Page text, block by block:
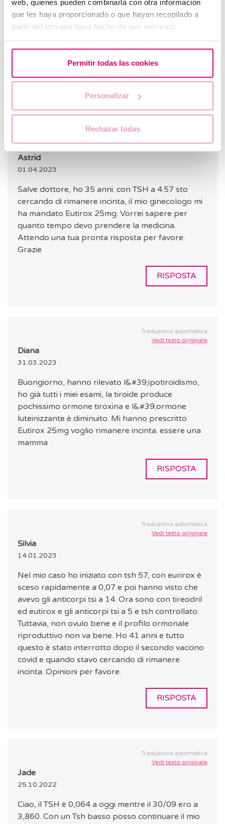
web, quienes pueden combinarla con otra información
que les haya proporcionado o que hayan recopilado a
partir del uso que haya hecho de sus servicios.
Permitir todas las cookies
Personalizar
Rechazar todas
nuovo ginecologo, che mi ha dato medicine per
dimagrire, mi dice che la scienza è avanzata molto.
E dammi un&#39;altra possibilità di provare.
RISPOSTA
Astrid
01.04.2023
Salve dottore, ho 35 anni. con TSH a 4.57 sto
cercando di rimanere incinta, il mio ginecologo mi
ha mandato Eutirox 25mg. Vorrei sapere per
quanto tempo devo prendere la medicina.
Attendo una tua pronta risposta per favore.
Grazie
RISPOSTA
Traduzione automatica
Vedi testo originale
Diana
31.03.2023
Buongiorno, hanno rilevato l&#39;ipotiroidismo,
ho già tutti i miei esami, la tiroide produce
pochissimo ormone tiroxina e l&#39;ormone
luteinizzante è diminuito. Mi hanno prescritto
Eutirox 25mg voglio rimanere incinta. essere una
mamma
RISPOSTA
Traduzione automatica
Vedi testo originale
Silvia
14.01.2023
Nel mio caso ho iniziato con tsh 57, con eurirox è
sceso rapidamente a 0,07 e poi hanno visto che
avevo gli anticorpi tsi a 14. Ora sono con tireodril
ed eutirox e gli anticorpi tsi a 5 e tsh controllato.
Tuttavia, non ovulo bene e il profilo ormonale
riproduttivo non va bene. Ho 41 anni e tutto
questo è stato interrotto dopo il secondo vaccino
covid e quando stavo cercando di rimanere
incinta. Opinioni per favore.
RISPOSTA
Traduzione automatica
Vedi testo originale
Jade
25.10.2022
Ciao, il TSH è 0,064 a oggi mentre il 30/09 ero a
3,860. Con un Tsh basso posso continuare il mio